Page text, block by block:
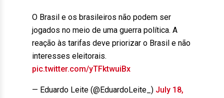
O Brasil e os brasileiros não podem ser
jogados no meio de uma guerra política. A
reação às tarifas deve priorizar o Brasil e não
interesses eleitorais.
pic.twitter.com/yTFktwuiBx
— Eduardo Leite (@EduardoLeite_) July 18,